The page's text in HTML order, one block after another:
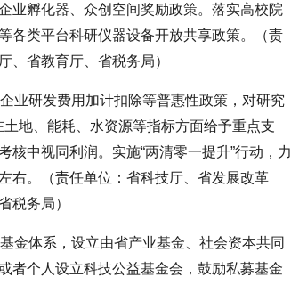
业孵化器、众创空间奖励政策。落实高校院
各类平台科研仪器设备开放共享政策。（责
、省教育厅、省税务局）
业研发费用加计扣除等普惠性政策，对研究
地、能耗、水资源等指标方面给予重点支
中视同利润。实施“两清零一提升”行动，力
右。（责任单位：省科技厅、省发展改革
税务局）
金体系，设立由省产业基金、社会资本共同
者个人设立科技公益基金会，鼓励私募基金